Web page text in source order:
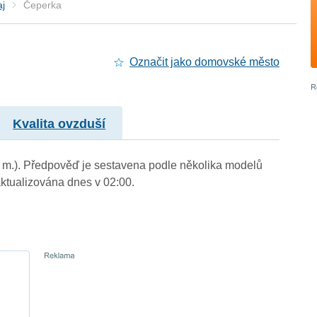
Čeperka
Označit jako domovské město
Kvalita ovzduší
Předpověď je sestavena podle několika modelů
dnes v 02:00.